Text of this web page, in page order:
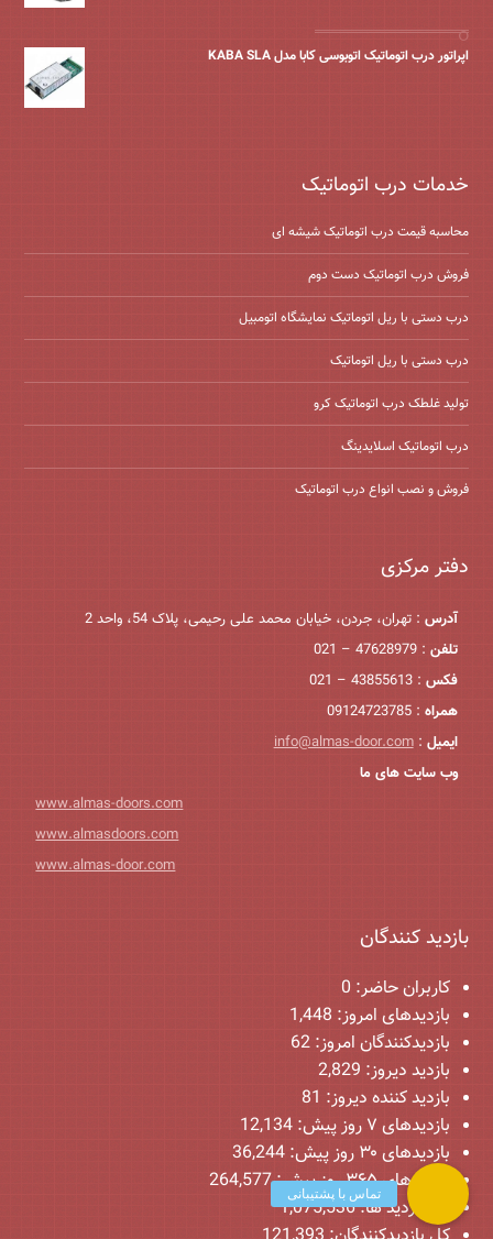
اپراتور درب اتوماتیک اتوبوسی کابا مدل KABA SLA
خدمات درب اتوماتیک
محاسبه قیمت درب اتوماتیک شیشه ‌ای
فروش درب اتوماتیک دست دوم
درب دستی با ریل اتوماتیک نمایشگاه اتومبیل
درب دستی با ریل اتوماتیک
تولید غلطک درب اتوماتیک کرو
درب اتوماتیک اسلایدینگ
فروش و نصب انواع درب اتوماتیک
دفتر مرکزی
آدرس : تهران، جردن، خیابان محمد علی رحیمی، پلاک 54، واحد 2
تلفن : 47628979 – 021
فکس : 43855613 – 021
همراه : 09124723785
ایمیل :
info@almas-door.com
وب سایت های ما
www.almas-doors.com
www.almasdoors.com
www.almas-door.com
بازدید کنندگان
کاربران حاضر: 0
بازدیدهای امروز: 1,448
بازدیدکنندگان امروز:62
بازدید دیروز: 2,829
بازدید کننده دیروز: 81
بازدیدهای ۷ روز پیش:
12,134
بازدیدهای ۳۰ روز پیش:
36,244
بازدیدهای ۳۶۵ روز پیش:
264,577
کل بازدید ها:1,075,536